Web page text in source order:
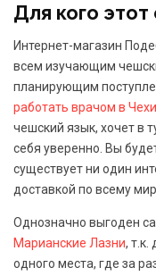
Для кого этот
Интернет-магазин
всем изучающим
планирующим
работать врачом в
чешский язык, хочет в
себя уверенно. Вы
существует ни один
доставкой по всему
Однозначно выгоден
Марианские Лазни, т.к.
одного места, где за